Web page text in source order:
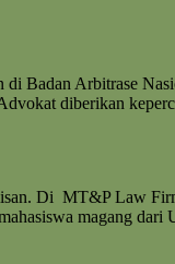
di Badan Arbitrase
diberikan
Di MT&P Law
magang dari